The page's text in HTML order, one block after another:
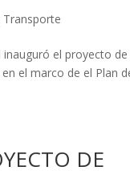
Transporte
el proyecto de
el marco de el Plan
DE